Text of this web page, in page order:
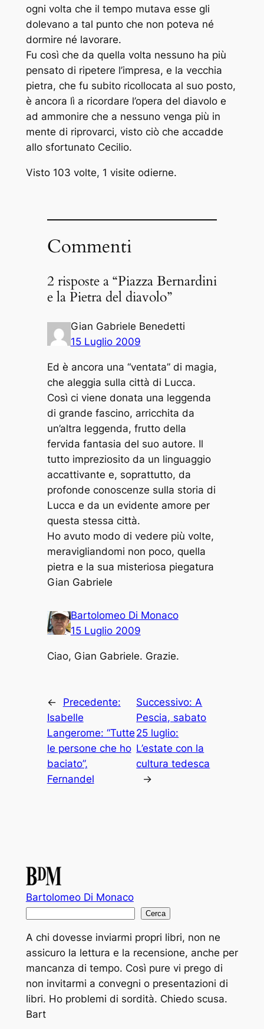
ogni volta che il tempo mutava esse gli
dolevano a tal punto che non poteva né
dormire né lavorare.
Fu così che da quella volta nessuno ha più
pensato di ripetere l’impresa, e la vecchia
pietra, che fu subito ricollocata al suo posto,
è ancora lì a ricordare l’opera del diavolo e
ad ammonire che a nessuno venga più in
mente di riprovarci, visto ciò che accadde
allo sfortunato Cecilio.
Visto 103 volte, 1 visite odierne.
Commenti
2 risposte a “Piazza Bernardini
e la Pietra del diavolo”
Gian Gabriele Benedetti
15 Luglio 2009
Ed è ancora una “ventata” di magia,
che aleggia sulla città di Lucca.
Così ci viene donata una leggenda
di grande fascino, arricchita da
un’altra leggenda, frutto della
fervida fantasia del suo autore. Il
tutto impreziosito da un linguaggio
accattivante e, soprattutto, da
profonde conoscenze sulla storia di
Lucca e da un evidente amore per
questa stessa città.
Ho avuto modo di vedere più volte,
meravigliandomi non poco, quella
pietra e la sua misteriosa piegatura
Gian Gabriele
Bartolomeo Di Monaco
15 Luglio 2009
Ciao, Gian Gabriele. Grazie.
←
Precedente:
Isabelle
Langerome: “Tutte
le persone che ho
baciato”,
Fernandel
Successivo:A
Pescia, sabato
25 luglio:
L’estate con la
cultura tedesca
→
Bartolomeo Di Monaco
r
c
a
Cerca
A chi dovesse inviarmi propri libri, non ne
assicuro la lettura e la recensione, anche per
mancanza di tempo. Così pure vi prego di
non invitarmi a convegni o presentazioni di
libri. Ho problemi di sordità. Chiedo scusa.
Bart